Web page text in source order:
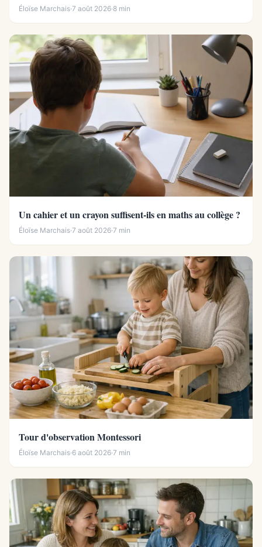
Éloïse Marchais·7 août 2026·8 min
Un cahier et un crayon suffisent-ils en maths au collège ?
Éloïse Marchais·7 août 2026·7 min
Tour d'observation Montessori
Éloïse Marchais·6 août 2026·7 min